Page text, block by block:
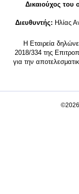
Δικαιούχος του
Διευθυντής: Ηλίας
Η Εταιρεία
2018/334 της
για την